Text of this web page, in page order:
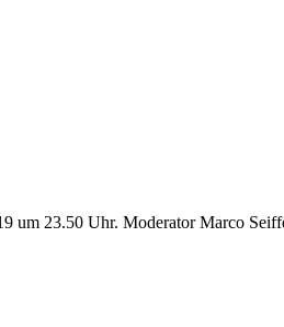
23.50 Uhr. Moderator Marco